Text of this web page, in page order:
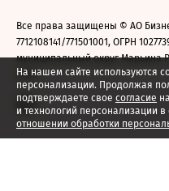
На нашем сайте используются
персонализации. Продолжая
подтверждаете свое согласие
и технологий персонализации в
отношении обработки
Все права защищены © АО
7712108141/771501001, ОГРН
муниципальный округ Марьина
2026